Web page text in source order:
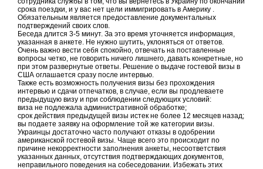
срока поездки, и у вас нет цели иммигрировать в Америку .
Обязательным является предоставление документальных
подтверждений своих слов.
Беседа длится 3-5 минут. За это время уточняется информация,
указанная в анкете. Не нужно шутить, уклоняться от ответов.
Очень важно вести себя спокойно, отвечать на поставленные
вопросы четко, не говорить ничего лишнего, давать конкретные, но
при этом развернутые ответы. Решение о выдаче гостевой визы в
США оглашается сразу после интервью.
Также есть возможность получения визы без прохождения
интервью и сдачи отпечатков, в случае, если вы продлеваете
предыдущую визу и при соблюдении следующих условий:
виза не подлежала административной обработке;
срок действия предыдущей визы истек не более 12 месяцев назад;
вы подаете заявку на оформление той же категории визы.
Украинцы достаточно часто получают отказы в одобрении
американской гостевой визы. Чаще всего это происходит по
причине некорректности заполнения анкеты, несоответствия
указанных данных, отсутствия подтверждающих документов,
неправильного поведения на собеседовании. Избежать этих